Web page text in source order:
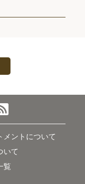
メントについて
いて
覧